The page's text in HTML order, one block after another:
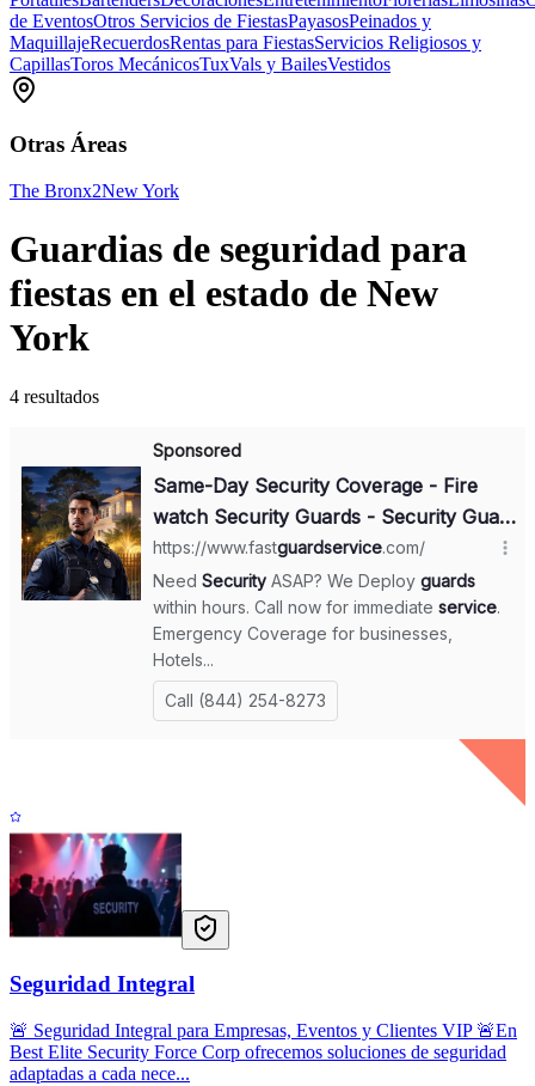
de EventosOtros Servicios de FiestasPayasosPeinados y
MaquillajeRecuerdosRentas para FiestasServicios Religiosos y
CapillasToros MecánicosTuxVals y BailesVestidos
Otras Áreas
The Bronx2New York
Guardias de seguridad para
fiestas en el estado de New
York
4 resultados
Seguridad Integral
🚨 Seguridad Integral para Empresas, Eventos y Clientes VIP 🚨En
Best Elite Security Force Corp ofrecemos soluciones de seguridad
adaptadas a cada nece...